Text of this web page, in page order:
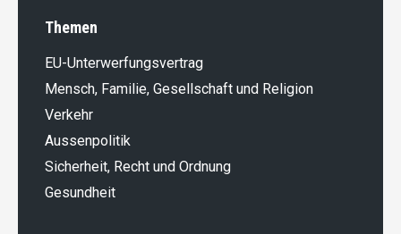
Themen
EU-Unterwerfungsvertrag
Mensch, Familie, Gesellschaft und Religion
Verkehr
Aussenpolitik
Sicherheit, Recht und Ordnung
Gesundheit